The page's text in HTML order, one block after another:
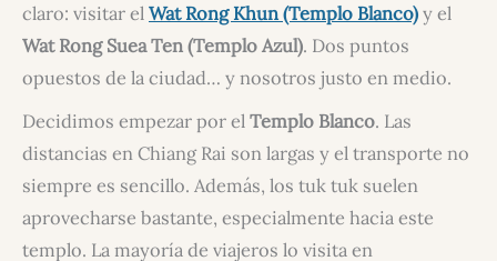
claro: visitar el Wat Rong Khun (Templo Blanco)y el
Wat Rong Suea Ten (Templo Azul). Dos puntos
opuestos de la ciudad… y nosotros justo en medio.
Decidimos empezar por el Templo Blanco. Las
distancias en Chiang Rai son largas y el transporte no
siempre es sencillo. Además, los tuk tuk suelen
aprovecharse bastante, especialmente hacia este
templo. La mayoría de viajeros lo visita en